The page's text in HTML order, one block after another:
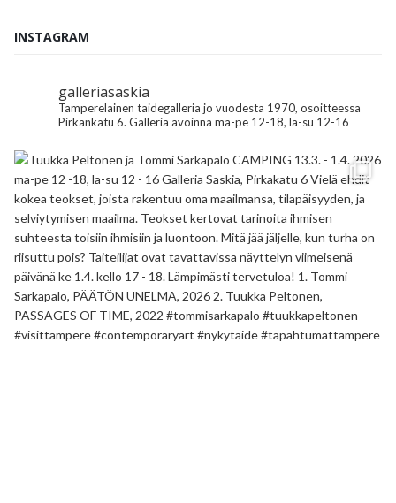
INSTAGRAM
galleriasaskia
Tamperelainen taidegalleria jo vuodesta 1970, osoitteessa
Pirkankatu 6. Galleria avoinna ma-pe 12-18, la-su 12-16